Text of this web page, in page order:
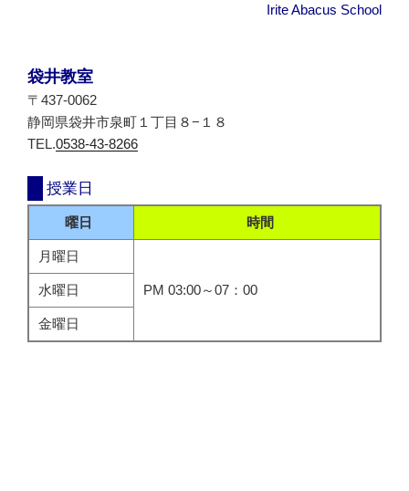
Irite Abacus School
袋井教室
〒437-0062
静岡県袋井市泉町１丁目８−１８
TEL.0538-43-8266
授業日
曜日 時間
月曜日
PM 03:00～07：00
水曜日
金曜日